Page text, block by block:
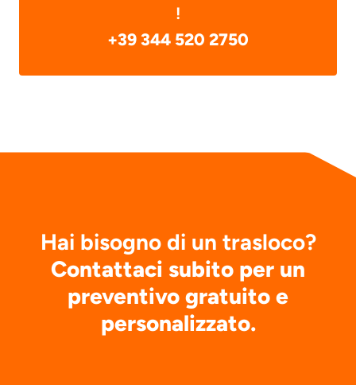
!
+39 344 520 2750
Hai bisogno di un trasloco?
Contattaci subito per un
preventivo gratuito e
personalizzato.